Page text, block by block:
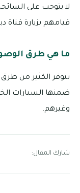
لا يتوجب على
قيامهم بزيارة قناة
ما هي طرق
تتوفر الكثير من طرق
ضمنها السيارات
وغيرهم.
شارك المقال: